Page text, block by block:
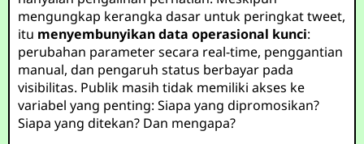
mengungkap kerangka dasar untuk peringkat tweet,
itu menyembunyikan data operasional kunci:
perubahan parameter secara real-time, penggantian
manual, dan pengaruh status berbayar pada
visibilitas. Publik masih tidak memiliki akses ke
variabel yang penting: Siapa yang dipromosikan?
Siapa yang ditekan? Dan mengapa?